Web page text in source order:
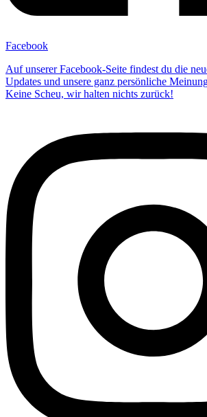
Facebook
Auf unserer Facebook-Seite findest du die
Updates und unsere ganz persönliche
Keine Scheu, wir halten nichts zurück!